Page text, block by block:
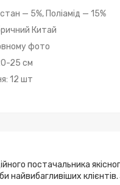
— 5%, Поліамід — 15%
Китай
фото
25 см
12 шт
постачальника
найвибагливіших